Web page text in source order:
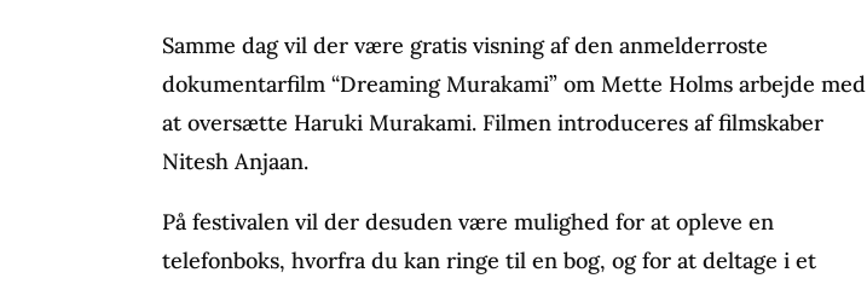
Samme dag vil der være gratis visning af den anmelderroste
dokumentarfilm “Dreaming Murakami” om Mette Holms arbejde med
at oversætte Haruki Murakami. Filmen introduceres af filmskaber
Nitesh Anjaan.
På festivalen vil der desuden være mulighed for at opleve en
telefonboks, hvorfra du kan ringe til en bog, og for at deltage iet